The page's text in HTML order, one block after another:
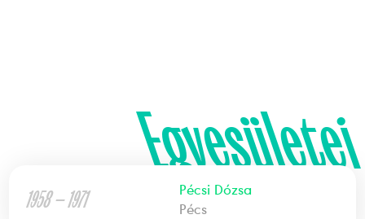
Egyesületei
1958 — 1971
Pécsi Dózsa
Pécs